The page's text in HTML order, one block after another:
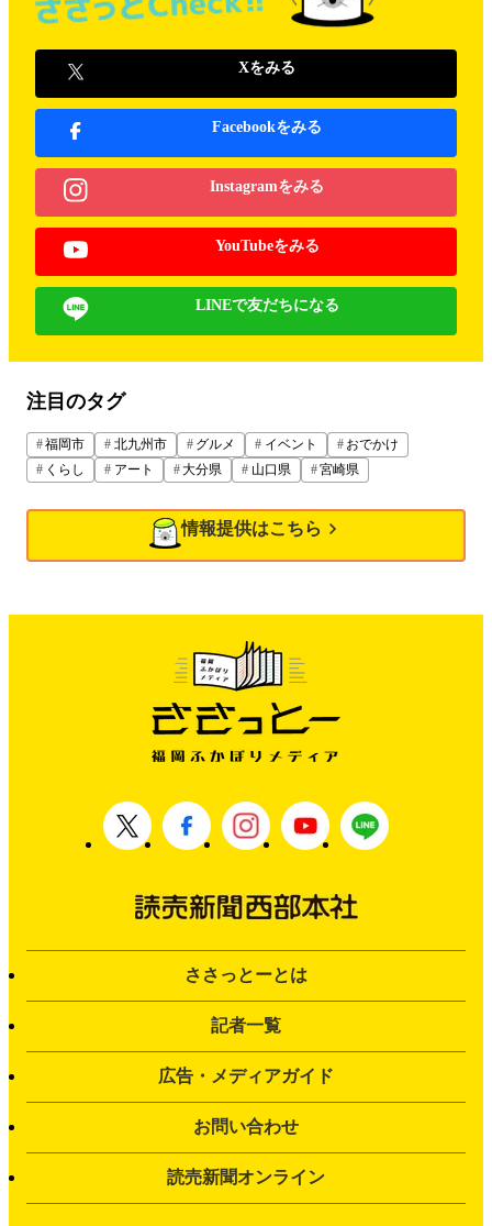
Xをみる
Facebookをみる
Instagramをみる
YouTubeをみる
LINEで友だちになる
注目のタグ
福岡市 北九州市 グルメ イベント
おでかけ
くらし
アート 大分県 山口県 宮崎県
情報提供はこちら
ささっとーとは
記者一覧
広告・メディアガイド
お問い合わせ
読売新聞オンライン